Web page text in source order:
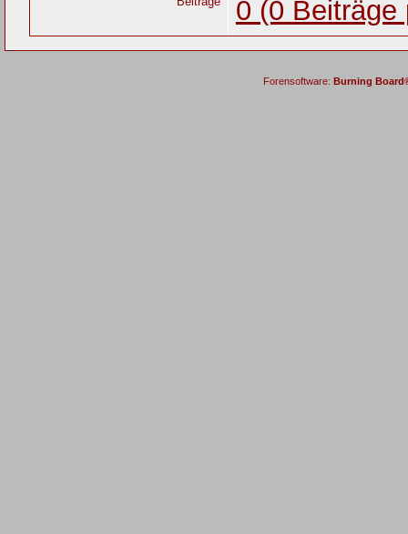
0 (0 Beiträge
Forensoftware: Burning